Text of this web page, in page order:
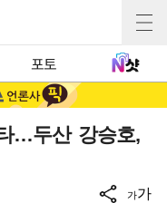
포토
…두산 강승호,
가가